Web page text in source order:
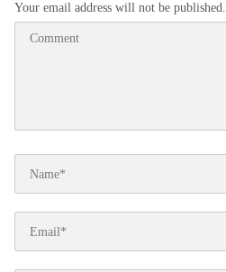
Your email address will not be published.